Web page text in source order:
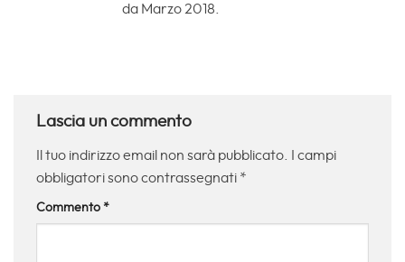
da Marzo 2018.
Lascia un commento
Il tuo indirizzo email non sarà pubblicato.
I campi
obbligatori sono contrassegnati *
Commento *